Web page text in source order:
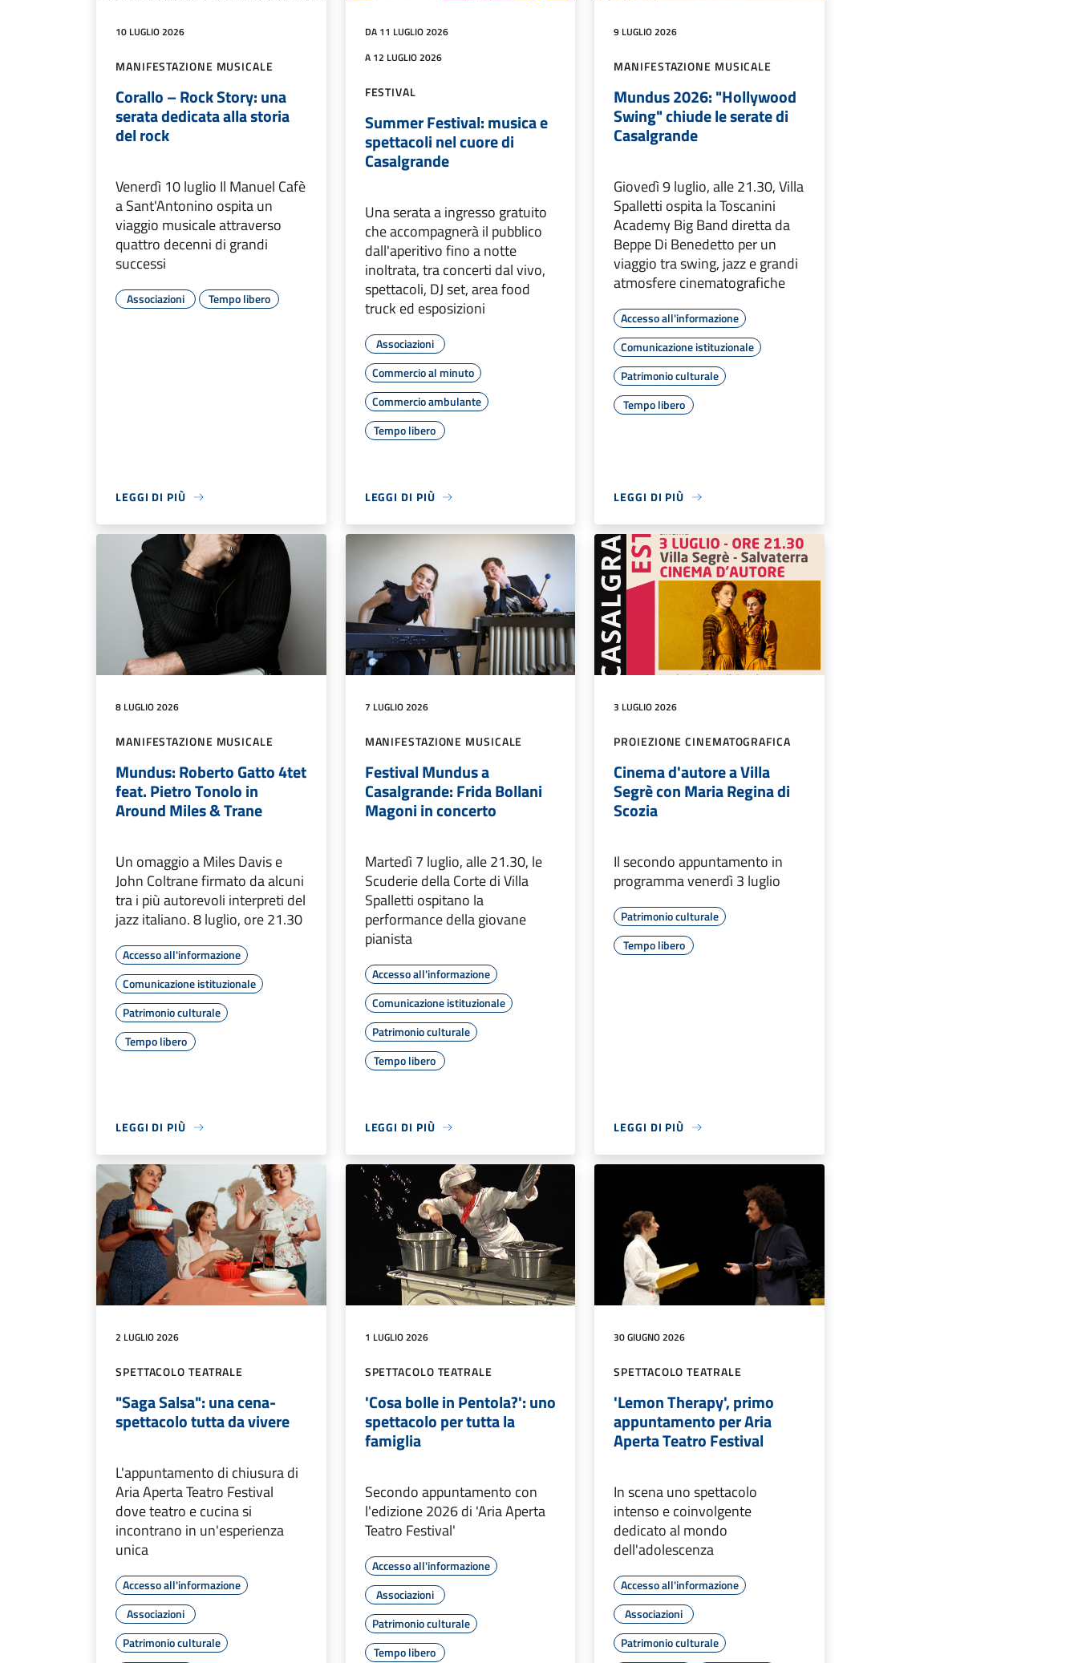
10 LUGLIO 2026
MANIFESTAZIONE MUSICALE
Corallo – Rock Story: una
serata dedicata alla storia
del rock
Venerdì 10 luglio Il Manuel Cafè
a Sant'Antonino ospita un
viaggio musicale attraverso
quattro decenni di grandi
successi
Associazioni Tempo libero
LEGGI DI PIÙ
DA 11 LUGLIO 2026
A 12 LUGLIO 2026
FESTIVAL
Summer Festival: musica e
spettacoli nel cuore di
Casalgrande
Una serata a ingresso gratuito
che accompagnerà il pubblico
dall'aperitivo fino a notte
inoltrata, tra concerti dal vivo,
spettacoli, DJ set, area food
truck ed esposizioni
Associazioni
Commercio al minuto
Commercio ambulante
Tempo libero
LEGGI DI PIÙ
9 LUGLIO 2026
MANIFESTAZIONE MUSICALE
Mundus 2026: "Hollywood
Swing" chiude le serate di
Casalgrande
Giovedì 9 luglio, alle 21.30, Villa
Spalletti ospita la Toscanini
Academy Big Band diretta da
Beppe Di Benedetto per un
viaggio tra swing, jazz e grandi
atmosfere cinematografiche
Accesso all'informazione
Comunicazione istituzionale
Patrimonio culturale
Tempo libero
LEGGI DI PIÙ
8 LUGLIO 2026
MANIFESTAZIONE MUSICALE
Mundus: Roberto Gatto 4tet
feat. Pietro Tonolo in
Around Miles & Trane
Un omaggio a Miles Davis e
John Coltrane firmato da alcuni
tra i più autorevoli interpreti del
jazz italiano. 8 luglio, ore 21.30
Accesso all'informazione
Comunicazione istituzionale
Patrimonio culturale
Tempo libero
LEGGI DI PIÙ
7 LUGLIO 2026
MANIFESTAZIONE MUSICALE
Festival Mundus a
Casalgrande: Frida Bollani
Magoni in concerto
Martedì 7 luglio, alle 21.30, le
Scuderie della Corte di Villa
Spalletti ospitano la
performance della giovane
pianista
Accesso all'informazione
Comunicazione istituzionale
Patrimonio culturale
Tempo libero
LEGGI DI PIÙ
3 LUGLIO 2026
PROIEZIONE CINEMATOGRAFICA
Cinema d'autore a Villa
Segrè con Maria Regina di
Scozia
Il secondo appuntamento in
programma venerdì 3 luglio
Patrimonio culturale
Tempo libero
LEGGI DI PIÙ
2 LUGLIO 2026
SPETTACOLO TEATRALE
"Saga Salsa": una cena-
spettacolo tutta da vivere
L'appuntamento di chiusura di
Aria Aperta Teatro Festival
dove teatro e cucina si
incontrano in un'esperienza
unica
Accesso all'informazione
Associazioni
Patrimonio culturale
1 LUGLIO 2026
SPETTACOLO TEATRALE
'Cosa bolle in Pentola?': uno
spettacolo per tutta la
famiglia
Secondo appuntamento con
l'edizione 2026 di 'Aria Aperta
Teatro Festival'
Accesso all'informazione
Associazioni
Patrimonio culturale
Tempo libero
30 GIUGNO 2026
SPETTACOLO TEATRALE
'Lemon Therapy', primo
appuntamento per Aria
Aperta Teatro Festival
In scena uno spettacolo
intenso e coinvolgente
dedicato al mondo
dell'adolescenza
Accesso all'informazione
Associazioni
Patrimonio culturale